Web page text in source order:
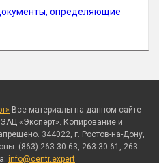
определяющие
Все материалы на данном сайте
«Эксперт». Копирование и
344022, г. Ростов-на-Дону,
(863) 263-30-63, 263-30-61, 263-
info@centr.expert